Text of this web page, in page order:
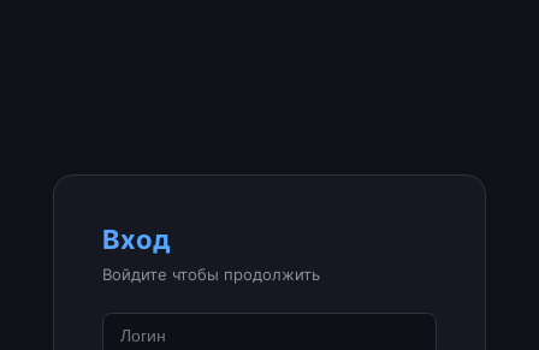
Вход
Войдите чтобы продолжить